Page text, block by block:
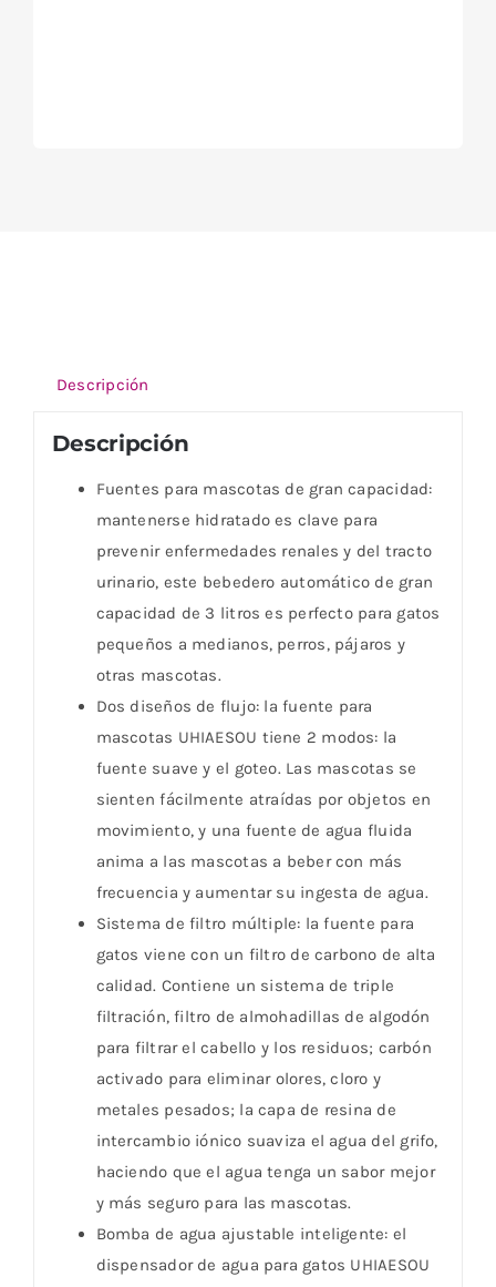
Descripción
Descripción
Fuentes para mascotas de gran capacidad:
mantenerse hidratado es clave para
prevenir enfermedades renales y del tracto
urinario, este bebedero automático de gran
capacidad de 3 litros es perfecto para gatos
pequeños a medianos, perros, pájaros y
otras mascotas.
Dos diseños de flujo: la fuente para
mascotas UHIAESOU tiene 2 modos: la
fuente suave y el goteo. Las mascotas se
sienten fácilmente atraídas por objetos en
movimiento, y una fuente de agua fluida
anima a las mascotas a beber con más
frecuencia y aumentar su ingesta de agua.
Sistema de filtro múltiple: la fuente para
gatos viene con un filtro de carbono de alta
calidad. Contiene un sistema de triple
filtración, filtro de almohadillas de algodón
para filtrar el cabello y los residuos; carbón
activado para eliminar olores, cloro y
metales pesados; la capa de resina de
intercambio iónico suaviza el agua del grifo,
haciendo que el agua tenga un sabor mejor
y más seguro para las mascotas.
Bomba de agua ajustable inteligente: el
dispensador de agua para gatos UHIAESOU